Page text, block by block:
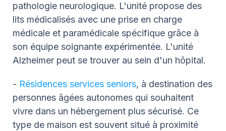
pathologie neurologique. L'unité propose des
lits médicalisés avec une prise en charge
médicale et paramédicale spécifique grâce à
son équipe soignante expérimentée. L'unité
Alzheimer peut se trouver au sein d'un hôpital.
- Résidences services seniors, à destination des
personnes âgées autonomes qui souhaitent
vivre dans un hébergement plus sécurisé. Ce
type de maison est souvent situé à proximité